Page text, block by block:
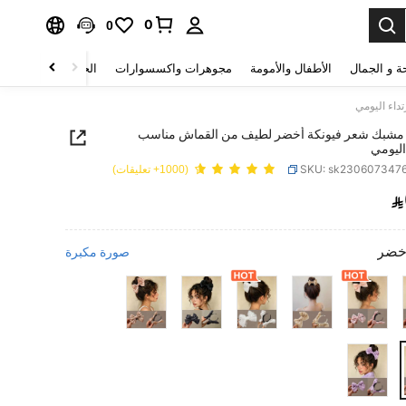
0
0
و الجمال الأطفال والأمومة مجوهرات واكسسوارات الحقائب والأمتعة
مشبك شعر فيونكة أخضر لطيف من القماش مناسب
اليومي
SKU: (1000+ تعليقات)
PRICE AND 
صورة مكبرة